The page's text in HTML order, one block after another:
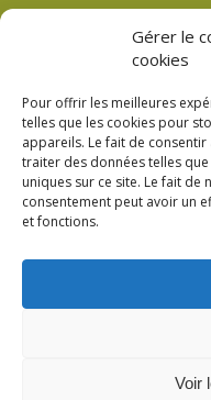
Gérer le
cookies
Pour offrir les meilleures
telles que les cookies pour
appareils. Le fait de
traiter des données telles
uniques sur ce site. Le fait
consentement peut avoir un
et fonctions.
Voir
Mentions légales
Plan du site
Politique de
© 2026 Verre
Fromentières